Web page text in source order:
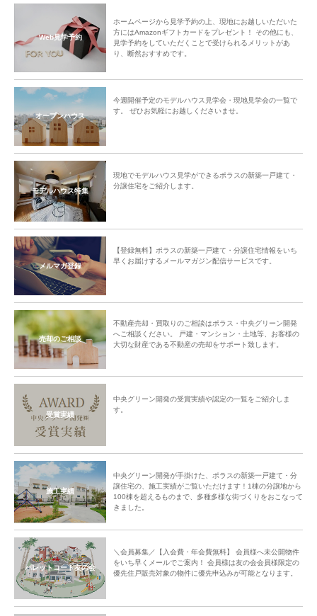
Web見学予約
ホームページから見学予約の上、現地にお越しいただいた
方にはAmazonギフトカードをプレゼント！ その他にも、
見学予約をしていただくことで受けられるメリットがあ
り、断然おすすめです。
オープンハウス
今週開催予定のモデルハウス見学会・現地見学会の一覧で
す。 ぜひお気軽にお越しくださいませ。
モデルハウス特集
現地でモデルハウス見学ができるポラスの新築一戸建て・
分譲住宅をご紹介します。
メルマガ登録
【登録無料】ポラスの新築一戸建て・分譲住宅情報をいち
早くお届けするメールマガジン配信サービスです。
売却のご相談
不動産売却・買取りのご相談はポラス・中央グリーン開発
へご相談ください。 戸建・マンション・土地等、お客様の
大切な財産である不動産の売却をサポート致します。
受賞実績
中央グリーン開発の受賞実績や認定の一覧をご紹介しま
す。
施工実績
中央グリーン開発が手掛けた、ポラスの新築一戸建て・分
譲住宅の、施工実績がご覧いただけます！1棟の分譲地から
100棟を超えるものまで、多種多様な街づくりをおこなって
きました。
パレットコート友の会
＼会員募集／【入会費・年会費無料】 会員様へ未公開物件
をいち早くメールでご案内！ 会員様は友の会会員様限定の
優先住戸販売対象の物件に優先申込みが可能となります。